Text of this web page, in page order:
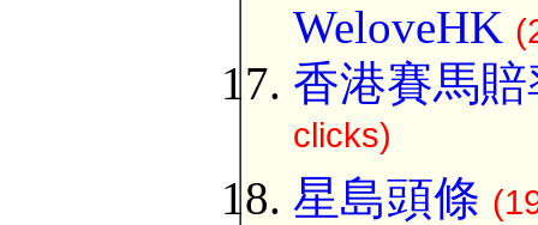
WeloveHK
香港賽馬
clicks)
星島頭條